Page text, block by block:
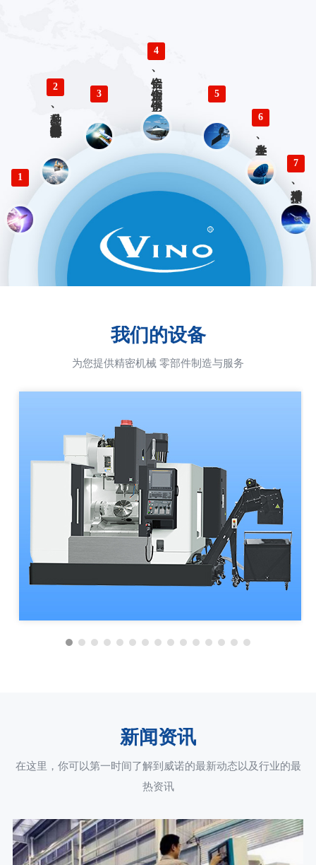
1
2
多品种、小批量精密仪器零部件加工
3
4
铝合金、铜合金、不锈钢、钛合金零件精密加工 5
6
各类生产、检验工装设计与制造
7
精准对接、快速响应 优势服务
我们的设备
为您提供精密机械 零部件制造与服务
新闻资讯
在这里，你可以第一时间了解到威诺的最新动态以及行业的最
热资讯